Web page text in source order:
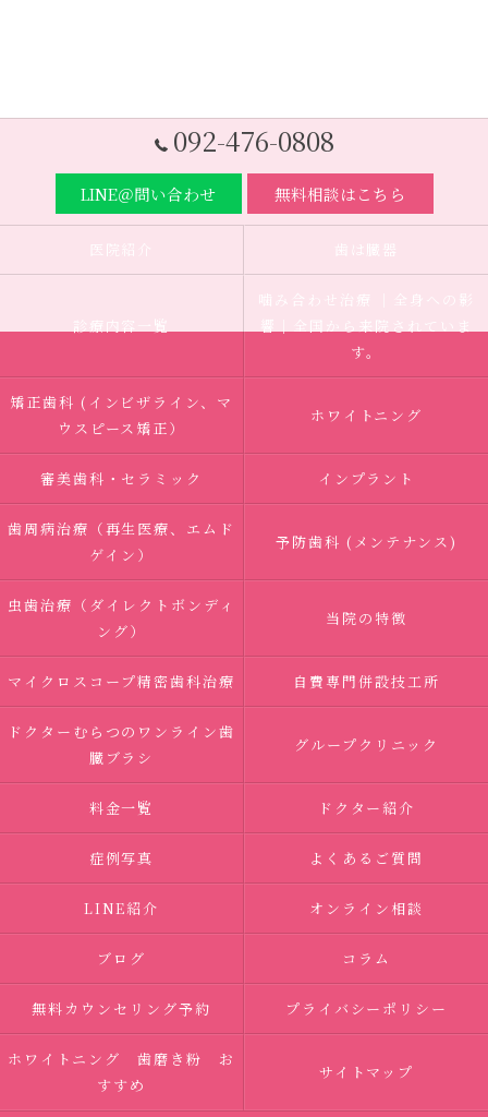
092-476-0808
LINE＠問い合わせ 無料相談はこちら
医院紹介 歯は臓器
診療内容一覧
噛み合わせ治療 ｜全身への影
響｜全国から来院されていま
す。
矯正歯科 (インビザライン、マ
ウスピース矯正）
ホワイトニング
審美歯科・セラミック インプラント
歯周病治療（再生医療、エムド
ゲイン）
予防歯科 (メンテナンス)
虫歯治療（ダイレクトボンディ
ング）
当院の特徴
マイクロスコープ精密歯科治療 自費専門併設技工所
ドクターむらつのワンライン歯
臓ブラシ
グループクリニック
料金一覧 ドクター紹介
症例写真 よくあるご質問
LINE紹介 オンライン相談
ブログ コラム
無料カウンセリング予約 プライバシーポリシー
ホワイトニング 歯磨き粉 お
すすめ
サイトマップ